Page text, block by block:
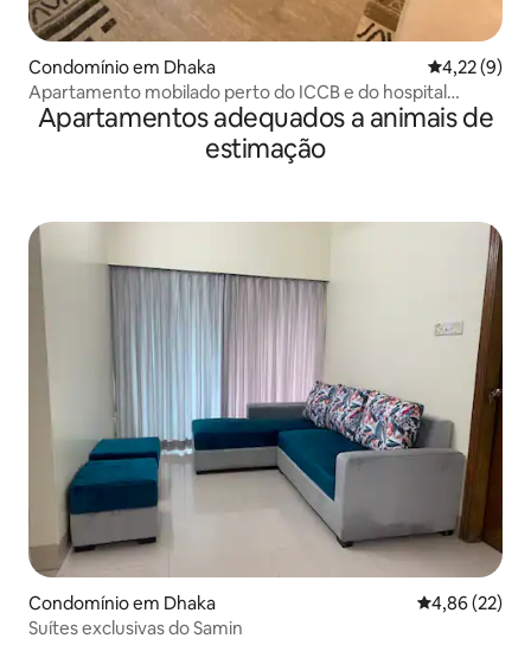
Condomínio em Dhaka
4,22 (9)
Apartamento mobilado perto do ICCB e do hospital
Evercare
Apartamentos adequados a animais de
estimação
Condomínio em Dhaka Classificação
4,86 (22)
Suítes exclusivas do Samin